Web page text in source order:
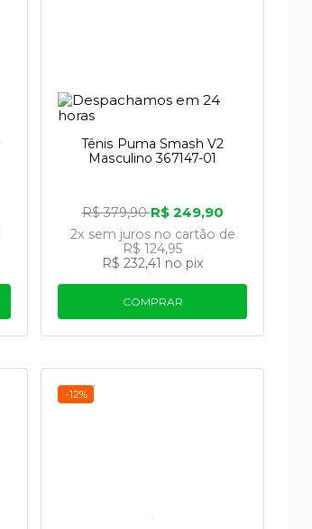
Tênis Puma Smash V2
Masculino 367147-01
R$ 379,90R$ 249,90
2x sem juros no cartão de
R$ 124,95
R$ 232,41 no pix
COMPRAR
-12%